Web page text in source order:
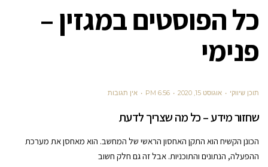
כל הפוסטים במגזין –
פנימי
תוכן שיווקי אוגוסט 15, 2020 6:56 PM אין תגובות
שחזור מידע – כל מה שצריך לדעת
הכונן הקשיח הוא התקן האחסון הראשי של המחשב. הוא מאחסן את מערכת
ההפעלה, הנתונים והתוכניות. אבל זה גם חלק חשוב